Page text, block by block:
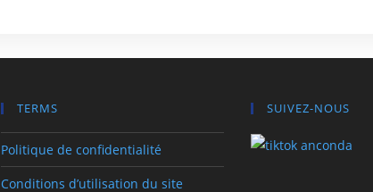
TERMS
Politique de confidentialité
Conditions d’utilisation du site
SUIVEZ-NOUS